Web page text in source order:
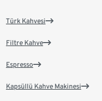
Türk Kahvesi
Filtre Kahve
Espresso
Kapsüllü Kahve Makinesi